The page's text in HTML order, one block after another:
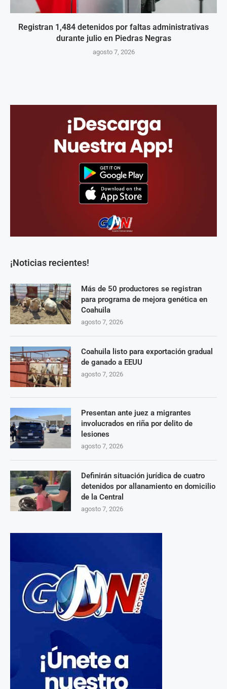
Registran 1,484 detenidos por faltas administrativas
durante julio en Piedras Negras
agosto 7, 2026
¡Noticias recientes!
Más de 50 productores se registran
para programa de mejora genética en
Coahuila
agosto 7, 2026
Coahuila listo para exportación gradual
de ganado a EEUU
agosto 7, 2026
Presentan ante juez a migrantes
involucrados en riña por delito de
lesiones
agosto 7, 2026
Definirán situación jurídica de cuatro
detenidos por allanamiento en domicilio
de la Central
agosto 7, 2026